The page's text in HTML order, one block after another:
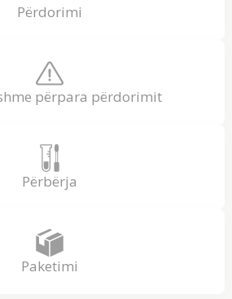
Përdorimi
përpara përdorimit
Përbërja
Paketimi